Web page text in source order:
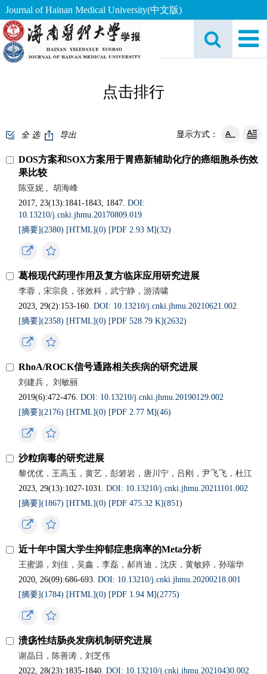
Journal of Hainan Medical University(中文版)
点击排行
全 选 导出 显示方式：
DOS方案和SOX方案用于胃癌新辅助化疗的癌细胞杀伤效
果比较
陈亚妮 ,
胡海峰
2017, 23(13):1841-1843, 1847.DOI:
10.13210/j.cnki.jhmu.20170809.019
[摘要](2380) [HTML](0) [PDF 2.93 M](32)
葛根现代药理作用及复方临床应用研究进展
李蓉，宋宗良，张效科，武宁静，游清啸
2023, 29(2):153-160.DOI: 10.13210/j.cnki.jhmu.20210621.002
[摘要](2358) [HTML](0) [PDF 528.79 K](2632)
RhoA/ROCK信号通路相关疾病的研究进展
刘建兵 ,
刘敏丽
2019(6):472-476.DOI: 10.13210/j.cnki.jhmu.20190129.002
[摘要](2176) [HTML](0) [PDF 2.77 M](46)
沙粒病毒的研究进展
黎优优，王高玉，黄艺，彭箬岩，唐川宁，吕刚，尹飞飞，杜江
2023, 29(13):1027-1031.DOI: 10.13210/j.cnki.jhmu.20211101.002
[摘要](1867) [HTML](0) [PDF 475.32 K](851)
近十年中国大学生抑郁症患病率的Meta分析
王蜜源，刘佳，吴鑫，李磊，郝肖迪，沈庆，黄敏婷，孙瑞华
2020, 26(09):686-693.DOI: 10.13210/j.cnki.jhmu.20200218.001
[摘要](1784) [HTML](0) [PDF 1.94 M](2775)
溃疡性结肠炎发病机制研究进展
谢晶日，陈善涛，刘芝伟
2022, 28(23):1835-1840.DOI: 10.13210/j.cnki.jhmu.20210430.002